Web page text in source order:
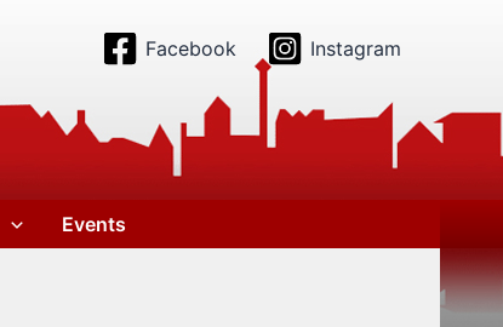
Facebook Instagram
Events